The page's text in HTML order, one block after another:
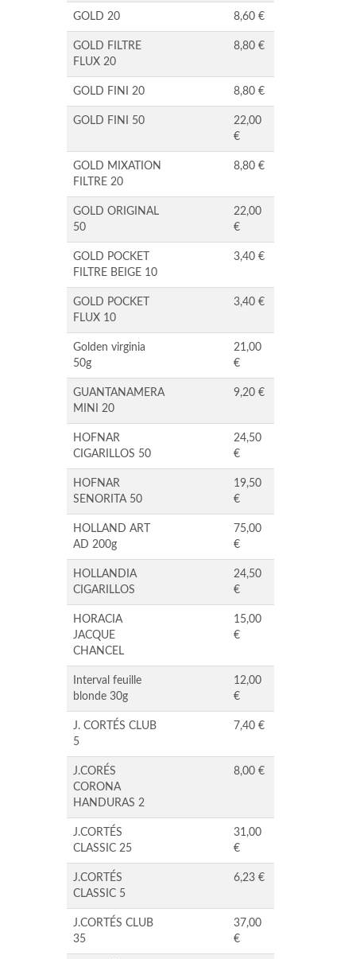
GOLD 20 8,60 €
GOLD FILTRE
FLUX 20
8,80 €
GOLD FINI 20 8,80 €
GOLD FINI 50
22,00
€
GOLD MIXATION
FILTRE 20
8,80 €
GOLD ORIGINAL
50
22,00
€
GOLD POCKET
FILTRE BEIGE 10
3,40 €
GOLD POCKET
FLUX 10
3,40 €
Golden virginia
50g
21,00
€
GUANTANAMERA
MINI 20
9,20 €
HOFNAR
CIGARILLOS 50
24,50
€
HOFNAR
SENORITA 50
19,50
€
HOLLAND ART
AD 200g
75,00
€
HOLLANDIA
CIGARILLOS
24,50
€
HORACIA
JACQUE
CHANCEL
15,00
€
Interval feuille
blonde 30g
12,00
€
J. CORTÉS CLUB
5
7,40 €
J.CORÉS
CORONA
HANDURAS 2
8,00 €
J.CORTÉS
CLASSIC 25
31,00
€
J.CORTÉS
CLASSIC 5
6,23 €
J.CORTÉS CLUB
35
37,00
€